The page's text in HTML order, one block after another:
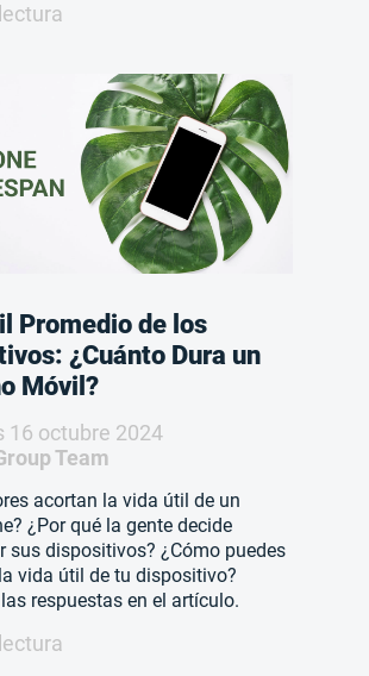
Promedio de los
¿Cuánto Dura un
Móvil?
16 octubre 2024
Team
acortan la vida útil de un
¿Por qué la gente decide
sus dispositivos? ¿Cómo puedes
vida útil de tu dispositivo?
respuestas en el artículo.